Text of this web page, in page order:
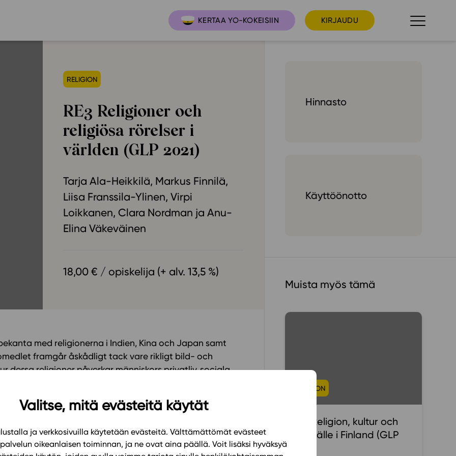
Valitse, mitä evästeitä käytät
ja verkkosivuilla käytetään evästeitä. Välttämättömät evästeet
oikeanlaisen toiminnan, ja ne ovat aina päällä. Voit lisäksi hyväksyä
KERTAA YO-KOKEISIIN KIRJAUDU
Lukio
LOPS 2021
GLP 2021
Oppimateriaalit
Lukion pakettilisenssi
Käyttöönotto
Bruksanvisning
Ominaisuudet
Webinaari­tallenteet
Suosittelut
Ohjevideot
Tietoa meistä
RELIGION
RE3 Religioner och
religiösa rörelser i
världen (GLP 2021)
Tarja Ala-Heikkilä Markus Finnilä
Liisa Franssila-Ylinen Virpi
Loikkanen Clara Nordman
Anu-
Elina Väkeväinen
18,00 € / opiskelija (+ alv. 13,5 %)
med religionerna i Indien, Kina och Japan samt
framgår åskådligt tack vare rikligt bild- och
dessa religioner påverkar människors privatliv, sociala
hela kulturer och samhällen. De studerande lär sig
religioner och religiösa rörelser såväl där de uppkommit
religiösa allmänbildning samt deras läskunnighet i
uppgifter hjälper de studerande utveckla sina
Hinnasto
Käyttöönotto
Muista myös tämä
RELIGION
RE4 Religion, kultur och
samhälle i Finland (GLP